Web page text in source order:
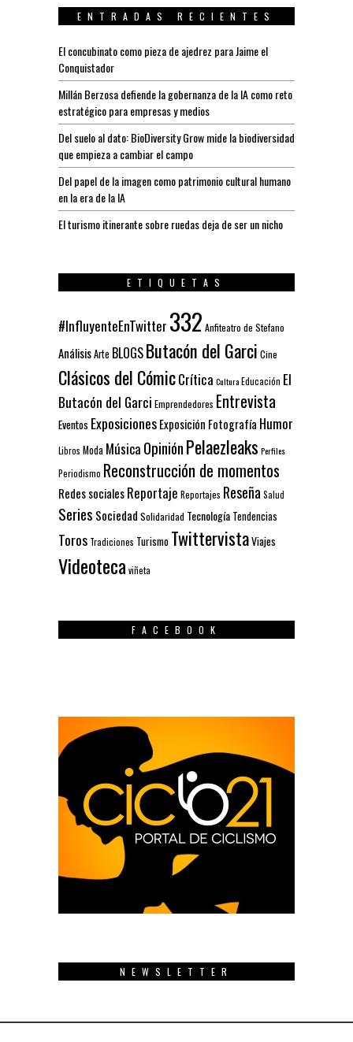
ENTRADAS RECIENTES
El concubinato como pieza de ajedrez para Jaime el
Conquistador
Millán Berzosa defiende la gobernanza de la IA como reto
estratégico para empresas y medios
Del suelo al dato: BioDiversity Grow mide la biodiversidad
que empieza a cambiar el campo
Del papel de la imagen como patrimonio cultural humano
en la era de la IA
El turismo itinerante sobre ruedas deja de ser un nicho
ETIQUETAS
#InfluyenteEnTwitter 332 Anfiteatro de Stefano
AnálisisArte BLOGSButacón del Garci Cine
Clásicos del CómicCrítica CulturaEducación El
Butacón del Garci Emprendedores Entrevista
Eventos ExposicionesExposición Fotografía Humor
Libros Moda Música OpiniónPelaezleaks Perfiles
Periodismo Reconstrucción de momentos
Redes socialesReportaje Reportajes Reseña Salud
Series Sociedad Solidaridad Tecnología Tendencias
Toros Tradiciones Turismo TwittervistaViajes
Videoteca viñeta
FACEBOOK
NEWSLETTER